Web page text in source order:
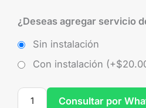
¿Deseas agregar servicio
Sin instalación
Con instalación (+$
Consultar por